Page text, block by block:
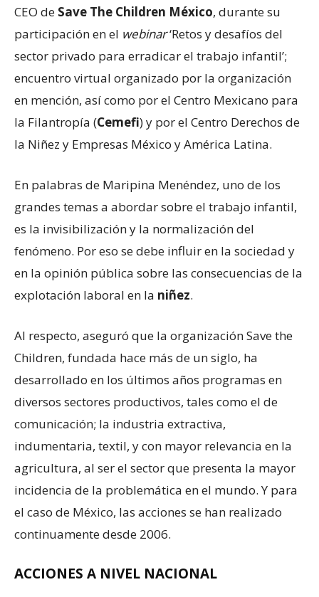
CEO de Save The Children México, durante su
participación en el webinar‘Retos y desafíos del
sector privado para erradicar el trabajo infantil’;
encuentro virtual organizado por la organización
en mención, así como por el Centro Mexicano para
la Filantropía (Cemefi) y por el Centro Derechos de
la Niñez y Empresas México y América Latina.
En palabras de Maripina Menéndez, uno de los
grandes temas a abordar sobre el trabajo infantil,
es la invisibilización y la normalización del
fenómeno. Por eso se debe influir en la sociedad y
en la opinión pública sobre las consecuencias de la
explotación laboral en la niñez.
Al respecto, aseguró que la organización Save the
Children, fundada hace más de un siglo, ha
desarrollado en los últimos años programas en
diversos sectores productivos, tales como el de
comunicación; la industria extractiva,
indumentaria, textil, y con mayor relevancia en la
agricultura, al ser el sector que presenta la mayor
incidencia de la problemática en el mundo. Y para
el caso de México, las acciones se han realizado
continuamente desde 2006.
ACCIONES A NIVEL NACIONAL